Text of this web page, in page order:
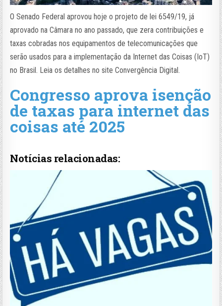
O Senado Federal aprovou hoje o projeto de lei 6549/19, já
aprovado na Câmara no ano passado, que zera contribuições e
taxas cobradas nos equipamentos de telecomunicações que
serão usados para a implementação da Internet das Coisas (IoT)
no Brasil. Leia os detalhes no site Convergência Digital.
Congresso aprova isenção
de taxas para internet das
coisas até 2025
Notícias relacionadas: